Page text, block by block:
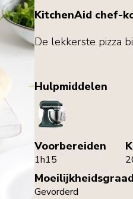
KitchenAid chef-
De lekkerste pizza
Hulpmiddelen
StandMixer
Voorbereiden
1h15
Moeilijkheidsgraad
Gevorderd